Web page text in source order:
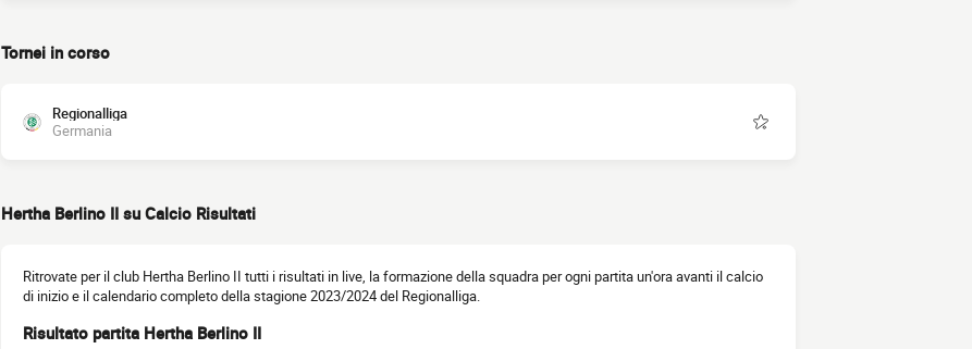
Tornei in corso
Regionalliga
Germania
Hertha Berlino II su Calcio Risultati
Ritrovate per il club Hertha Berlino II tutti i risultati in live, la formazione della squadra per ogni partita un'ora avanti il calcio
di inizio e il calendario completo della stagione 2023/2024 del Regionalliga.
Risultato partita Hertha Berlino II